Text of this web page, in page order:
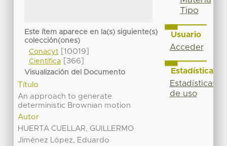
Este ítem aparece en la(s) siguiente(s)
colección(ones)
Conacyt[10019]
Científica[366]
Visualización del Documento
Título
An approach to generate
deterministic Brownian motion
Autor
HUERTA CUELLAR, GUILLERMO
Jiménez López, Eduardo
Tipo
Usuario
Acceder
Estadísticas
Estadísticas
de uso